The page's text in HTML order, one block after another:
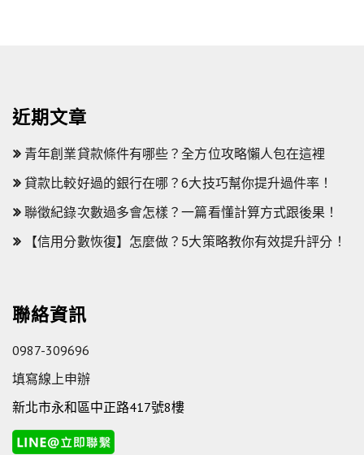
近期文章
青年創業貸款條件有哪些？全方位攻略懶人包在這裡
貸款比較好過的銀行在哪？6大技巧幫你提升過件率！
聯徵紀錄次數過多會怎樣？一篇看懂計算方式跟後果！
【信用分數恢復】怎麼做？5大策略教你有效提升評分！
聯絡資訊
0987-309696
填寫線上申辦
新北市永和區中正路417號8樓